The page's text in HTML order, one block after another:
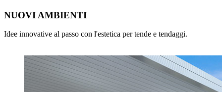
NUOVI AMBIENTI
Idee innovative al passo con l'estetica per tende e tendaggi.